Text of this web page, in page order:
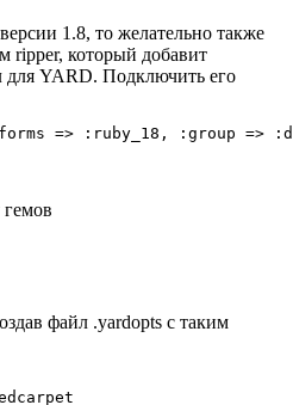
1.8, то желательно также
ripper, который добавит
YARD. Подключить его
файл .yardopts с таким